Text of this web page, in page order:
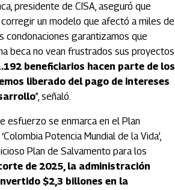
presidente de CISA, aseguró que
un modelo que afectó a miles de
condonaciones garantizamos que
beca no vean frustrados sus proyectos
beneficiarios hacen parte de los
liberado del pago de intereses
”, señaló.
esfuerzo se enmarca en el Plan
Potencia Mundial de la Vida’,
Plan de Salvamento para los
de 2025, la administración
$2,3 billones en la